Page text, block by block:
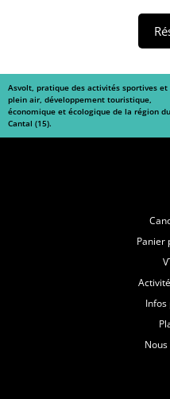
Asvolt, pratique des activités sportives et
plein air, développement touristique,
économique et écologique de la région du
Cantal (15).
Panier